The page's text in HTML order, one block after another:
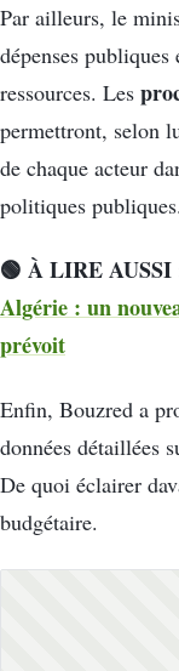
Par ailleurs, le
dépenses
ressources. Les
permettront, selon
de chaque acteur
politiques publiques.
🟢 À LIRE AUSSI
Algérie : un
prévoit
Enfin, Bouzred a
données détaillées
De quoi éclairer
budgétaire.